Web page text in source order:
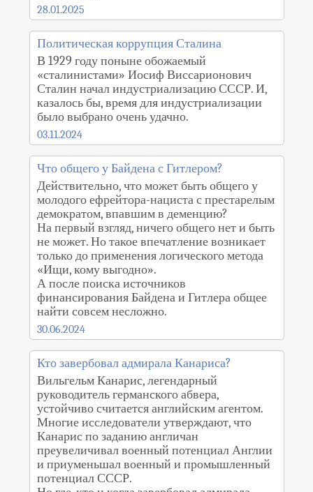
28.01.2025
Политическая коррупция Сталина
В 1929 году поныне обожаемый
«сталинистами» Иосиф Виссарионович
Сталин начал индустриализацию СССР. И,
казалось бы, время для индустриализации
было выбрано очень удачно.
03.11.2024
Что общего у Байдена с Гитлером?
Действительно, что может быть общего у
молодого ефрейтора-нациста с престарелым
демократом, впавшим в деменцию?
На первый взгляд, ничего общего нет и быть
не может. Но такое впечатление возникает
только до применения логического метода
«Ищи, кому выгодно».
А после поиска источников
финансирования Байдена и Гитлера общее
найти совсем несложно.
30.06.2024
Кто завербовал адмирала Канариса?
Вильгельм Канарис, легендарный
руководитель германского абвера,
устойчиво считается английским агентом.
Многие исследователи утверждают, что
Канарис по заданию англичан
преувеличивал военный потенциал Англии
и приуменьшал военный и промышленный
потенциал СССР.